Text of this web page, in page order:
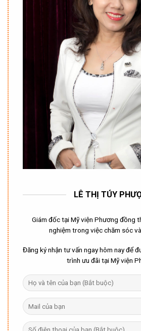
LÊ THỊ TÚY
Giám đốc tại Mỹ viện Phương đồng
nghiệm trong việc chăm sóc
Đăng ký nhận tư vấn ngay hôm nay để
trình ưu đãi tại Mỹ viện